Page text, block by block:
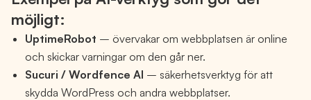
möjligt:
UptimeRobot – övervakar om webbplatsen är online
och skickar varningar om den går ner.
Sucuri / Wordfence AI – säkerhetsverktyg för att
skydda WordPress och andra webbplatser.